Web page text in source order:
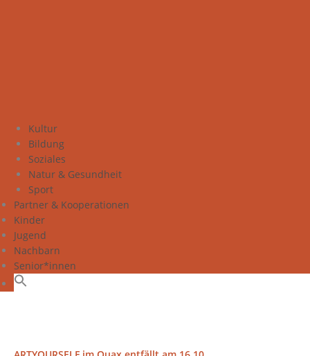
Kultur
Bildung
Soziales
Natur & Gesundheit
Sport
Partner & Kooperationen
Kinder
Jugend
Nachbarn
Senior*innen